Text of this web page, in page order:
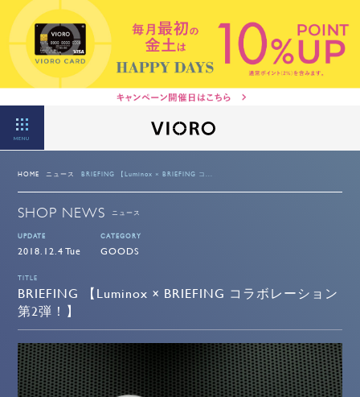
MENU
HOME ニュース BRIEFING 【Luminox × BRIEFING コ...
SHOP NEWS ニュース
UPDATE
2018.12.4 Tue
CATEGORY
GOODS
TITLE
BRIEFING 【Luminox × BRIEFING コラボレーション
第2弾！】